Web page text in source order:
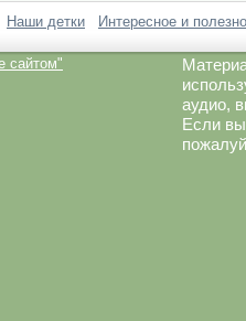
Наши детки Интересное и
сайтом"
аудио,
Если вы